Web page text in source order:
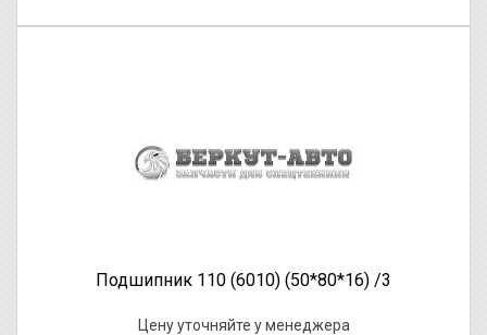
Подшипник 110 (6010) (50*80*16) /3
Цену уточняйте у менеджера